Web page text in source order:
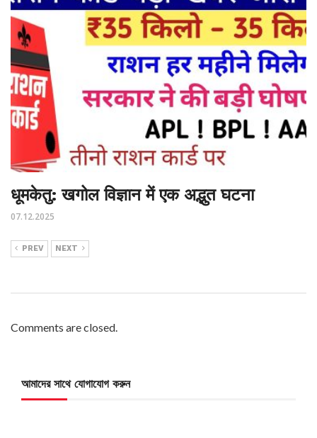
धूमकेतु: खगोल विज्ञान में एक अद्भुत घटना
07.12.2025
PREV NEXT
Comments are closed.
আমাদের সাথে যোগাযোগ করুন